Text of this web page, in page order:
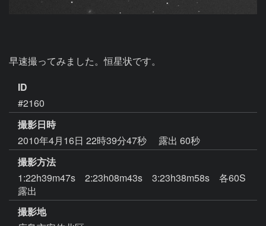
早速撮ってみました。恒星状です。
ID
#2160
撮影日時
2010年4月16日 22時39分47秒
露出 60秒
撮影方法
1:22h39m47s 2:23h08m43s 3:23h38m58s 各60S
露出
撮影地